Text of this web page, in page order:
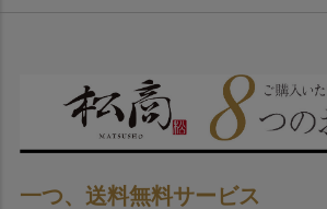
一つ、送料無料サービス